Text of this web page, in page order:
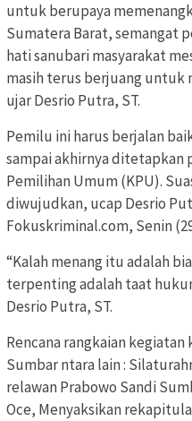
untuk berupaya
Sumatera Barat, semangat
hati sanubari masyarakat
masih terus berjuang untuk
ujar Desrio Putra, ST.
Pemilu ini harus berjalan
sampai akhirnya ditetapkan
Pemilihan Umum (KPU).
diwujudkan, ucap Desrio
Fokuskriminal.com, Senin
“Kalah menang itu adalah
terpenting adalah taat
Desrio Putra, ST.
Rencana rangkaian
Sumbar ntara lain :
relawan Prabowo Sandi
Oce, Menyaksikan